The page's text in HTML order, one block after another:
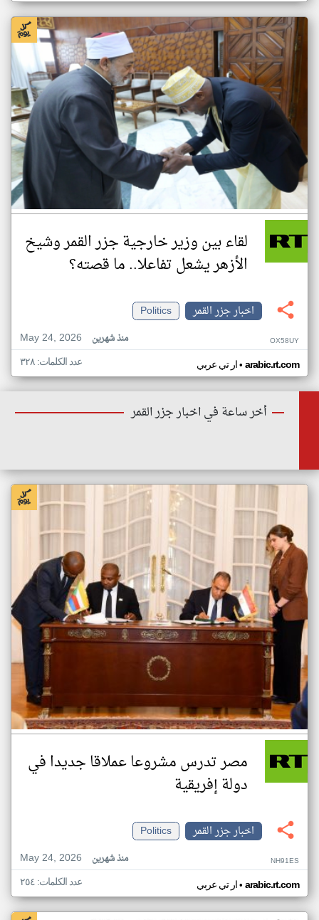
لقاء بين وزير خارجية جزر القمر وشيخ
الأزهر يشعل تفاعلا.. ما قصته؟
اخبار جزر القمر
Politics
May 24, 2026
منذ شهرين OX58UY
ار تي عربي• arabic.rt.com عدد الكلمات: ٣٢٨
أخر ساعة في اخبار جزر القمر
مصر تدرس مشروعا عملاقا جديدا في
دولة إفريقية
اخبار جزر القمر
Politics
May 24, 2026
منذ شهرين NH91ES
ار تي عربي• arabic.rt.com عدد الكلمات: ٢٥٤